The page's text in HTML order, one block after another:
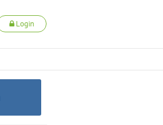
Login